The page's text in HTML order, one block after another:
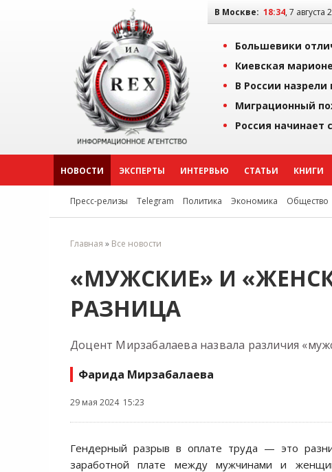
В Москве: 18:34, 7 августа
Большевики
Киевская
В России
Миграционный
Россия начинает
НОВОСТИ ЭКСПЕРТЫ ИНТЕРВЬЮ СТАТЬИ КНИГИ
Пресс-релизы Telegram Политика Экономика Общество
Главная » Все новости
«МУЖСКИЕ» И
РАЗНИЦА
Доцент Мирзабалаева назвала различия
Фарида Мирзабалаева
29 мая 2024 15:23
Гендерный разрыв в оплате труда — это
заработной плате между мужчинами и